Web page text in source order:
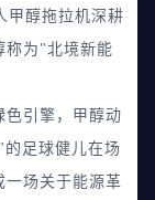
甲醇拖拉机深耕
称为"北境新能
引擎，甲醇动
足球健儿在场
一场关于能源革